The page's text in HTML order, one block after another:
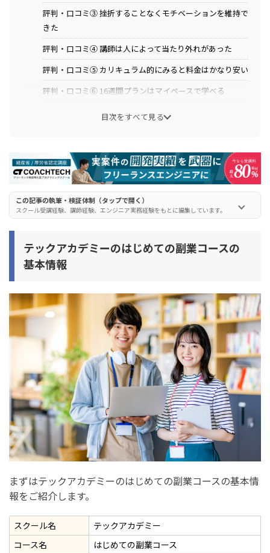
評判・口コミ③ 挫折することなくモチベーションを維持で
きた
評判・口コミ④ 講師は人によって当たり外れがあった
評判・口コミ⑤ カリキュラム的にみると料金はかなり安い
評判・口コミ⑥ 16週間プランはマイペースで学べる
評判・口コミ⑦ 副業ブームなのでメンター付きで受講した
テックアカデミーのはじめての副業コースのカリキュラ
ム
テックアカデミーのはじめての副業コースのサポート
サポート② マンツーマンメンタリング
サポート④ 課題レビューサポート
テックアカデミーのはじめての副業コースのメンター例
テックアカデミーのはじめての副業コースの料金・期間
テックアカデミーのはじめての副業コースの料金・期間
テックアカデミーの割引方法
テックアカデミーのはじめての副業コースに向いている
人・向いていない人の特徴
テックアカデミーのはじめての副業コースに向いている人
の特徴
テックアカデミーのはじめての副業コースに向いていない
人の特徴
テックアカデミーのはじめての副業コースの参加条件
目次をすべて見る
この記事の執筆・検証体制（タップで開く）
スクール受講経験、講師経験、エンジニア実務経験をもとに編集しています。
テックアカデミーのはじめての副業コースの
基本情報
まずはテックアカデミーのはじめての副業コースの基本情
報をご紹介します。
スクール名
テックアカデミー
コース名
はじめての副業コース